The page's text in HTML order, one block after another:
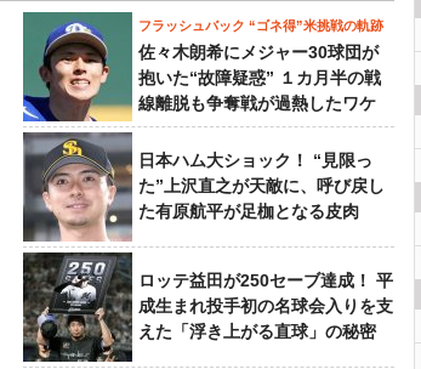
フラッシュバック “ゴネ得”米挑戦の軌跡
佐々木朗希にメジャー30球団が
抱いた“故障疑惑” １カ月半の戦
線離脱も争奪戦が過熱したワケ
日本ハム大ショック！ “見限っ
た”上沢直之が天敵に、呼び戻し
た有原航平が足枷となる皮肉
ロッテ益田が250セーブ達成！ 平
成生まれ投手初の名球会入りを支
えた「浮き上がる直球」の秘密